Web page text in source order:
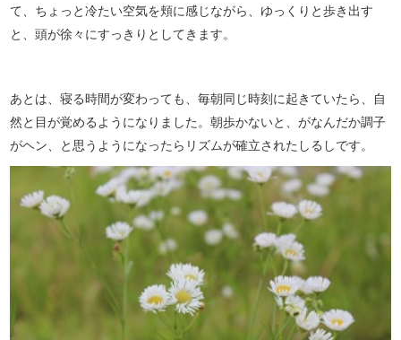
て、ちょっと冷たい空気を頬に感じながら、ゆっくりと歩き出す
と、頭が徐々にすっきりとしてきます。
あとは、寝る時間が変わっても、毎朝同じ時刻に起きていたら、自
然と目が覚めるようになりました。朝歩かないと、がなんだか調子
がヘン、と思うようになったらリズムが確立されたしるしです。